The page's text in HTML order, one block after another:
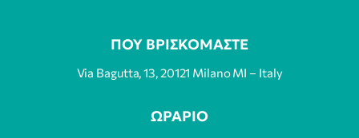
ΠΟΥ ΒΡΙΣΚΟΜΑΣΤΕ
Via Bagutta, 13, 20121 Milano MI – Italy
ΩΡΑΡΙΟ